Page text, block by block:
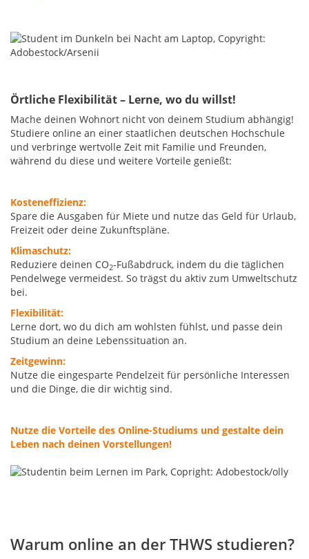
Örtliche Flexibilität – Lerne, wo du willst!
Mache deinen Wohnort nicht von deinem Studium abhängig!
Studiere online an einer staatlichen deutschen Hochschule
und verbringe wertvolle Zeit mit Familie und Freunden,
während du diese und weitere Vorteile genießt:
Kosteneffizienz:
Spare die Ausgaben für Miete und nutze das Geld für Urlaub,
Freizeit oder deine Zukunftspläne.
Klimaschutz:
Reduziere deinen CO2-Fußabdruck, indem du die täglichen
Pendelwege vermeidest. So trägst du aktiv zum Umweltschutz
bei.
Flexibilität:
Lerne dort, wo du dich am wohlsten fühlst, und passe dein
Studium an deine Lebenssituation an.
Zeitgewinn:
Nutze die eingesparte Pendelzeit für persönliche Interessen
und die Dinge, die dir wichtig sind.
Nutze die Vorteile des Online-Studiums und gestalte dein
Leben nach deinen Vorstellungen!
Warum online an der THWS studieren?